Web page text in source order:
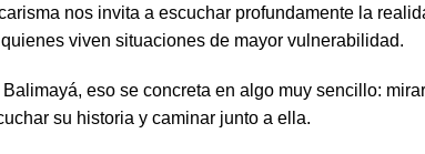
nos invita a escuchar profundamente la
viven situaciones de mayor vulnerabilidad.
Balimayá, eso se concreta en algo muy sencillo:
su historia y caminar junto a ella.